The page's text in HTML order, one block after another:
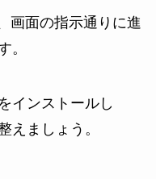
画面の指示通りに進
。
インストールし
えましょう。